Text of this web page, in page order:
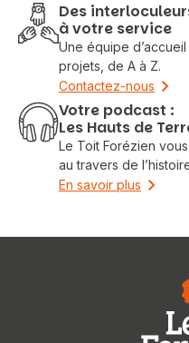
Des
à votre service
Une équipe
projets, de A à Z.
Contactez-nous
Votre podcast :
Les Hauts de
Le Toit Forézien
au travers de
En savoir plus